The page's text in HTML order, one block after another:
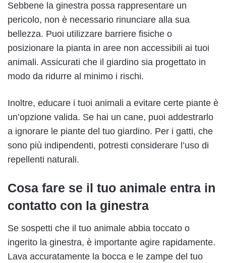
Sebbene la ginestra possa rappresentare un
pericolo, non è necessario rinunciare alla sua
bellezza. Puoi utilizzare barriere fisiche o
posizionare la pianta in aree non accessibili ai tuoi
animali. Assicurati che il giardino sia progettato in
modo da ridurre al minimo i rischi.
Inoltre, educare i tuoi animali a evitare certe piante è
un’opzione valida. Se hai un cane, puoi addestrarlo
a ignorare le piante del tuo giardino. Per i gatti, che
sono più indipendenti, potresti considerare l’uso di
repellenti naturali.
Cosa fare se il tuo animale entra in
contatto con la ginestra
Se sospetti che il tuo animale abbia toccato o
ingerito la ginestra, è importante agire rapidamente.
Lava accuratamente la bocca e le zampe del tuo